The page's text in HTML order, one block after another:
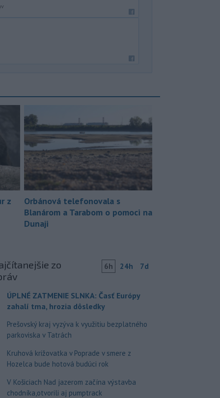
z
Orbánová telefonovala s
Blanárom a Tarabom o pomoci na
Dunaji
zo
6h 24h 7d
ÚPLNÉ ZATMENIE SLNKA: Časť Európy
zahalí tma, hrozia dôsledky
Prešovský kraj vyzýva k využitiu bezplatného
parkoviska v Tatrách
Kruhová križovatka v Poprade v smere z
Hozelca bude hotová budúci rok
V Košiciach Nad jazerom začína výstavba
chodníka,otvorili aj pumptrack